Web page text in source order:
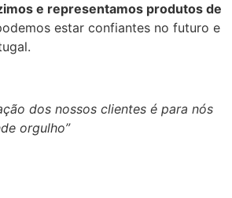
e representamos produtos de
estar confiantes no futuro e
dos nossos clientes é para nós
orgulho”